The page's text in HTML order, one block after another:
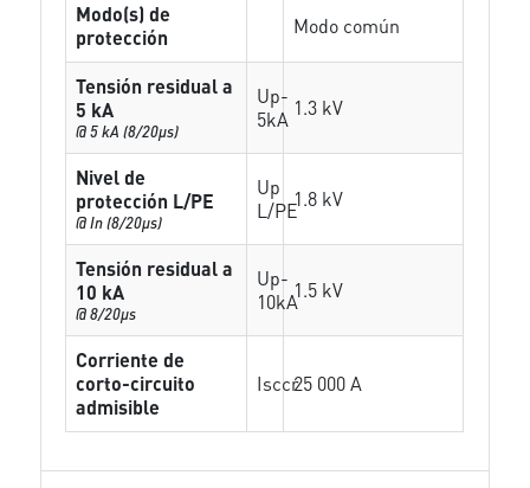
Modo(s) de
protección
Modo común
Tensión residual a
5 kA
@ 5 kA (8/20µs)
Up-
5kA 1.3 kV
Nivel de
protección L/PE
@ In (8/20µs)
Up
L/PE1.8 kV
Tensión residual a
10 kA
@ 8/20µs
Up-
10kA1.5 kV
Corriente de
corto-circuito
admisible
Isccr25 000 A